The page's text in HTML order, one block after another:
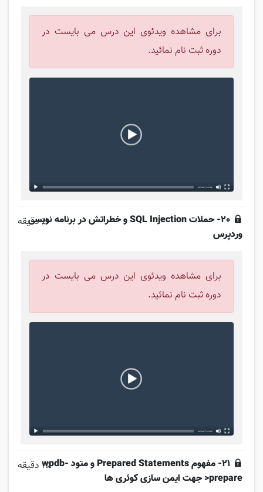
برای مشاهده ویدئوی این درس می بایست در
دوره ثبت نام نمائید.
20- حملات SQL Injection و خطراتش در برنامه نویسی
وردپرس
11 دقیقه
برای مشاهده ویدئوی این درس می بایست در
دوره ثبت نام نمائید.
21- مفهوم Prepared Statements و متود wpdb-
>prepare جهت ایمن سازی کوئری ها
15 دقیقه